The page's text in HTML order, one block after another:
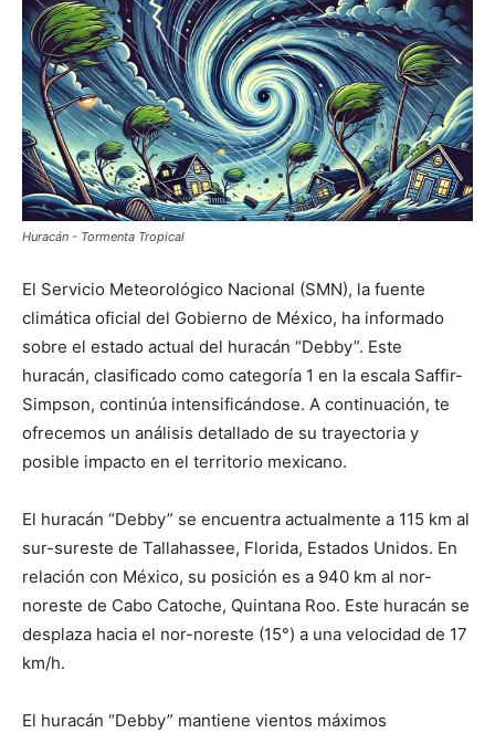
Huracán - Tormenta Tropical
El Servicio Meteorológico Nacional (SMN), la fuente
climática oficial del Gobierno de México, ha informado
sobre el estado actual del huracán “Debby”. Este
huracán, clasificado como categoría 1 en la escala Saffir-
Simpson, continúa intensificándose. A continuación, te
ofrecemos un análisis detallado de su trayectoria y
posible impacto en el territorio mexicano.
El huracán “Debby” se encuentra actualmente a 115 km al
sur-sureste de Tallahassee, Florida, Estados Unidos. En
relación con México, su posición es a 940 km al nor-
noreste de Cabo Catoche, Quintana Roo. Este huracán se
desplaza hacia el nor-noreste (15°) a una velocidad de 17
km/h.
El huracán “Debby” mantiene vientos máximos